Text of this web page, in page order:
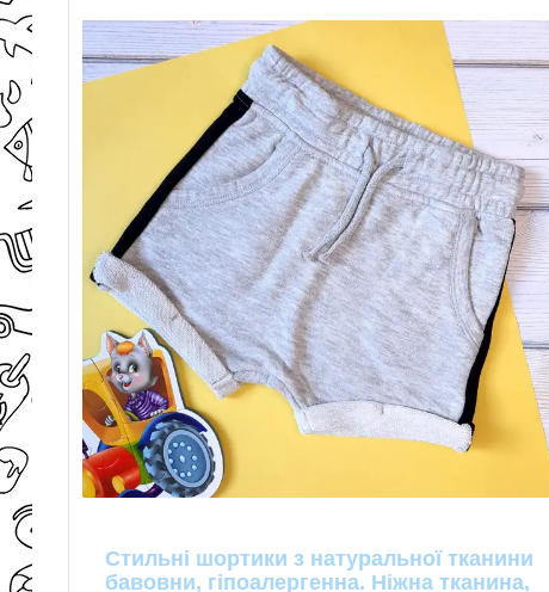
Стильні шортики з натуральної тканини
бавовни, гіпоалергенна. Ніжна тканина,